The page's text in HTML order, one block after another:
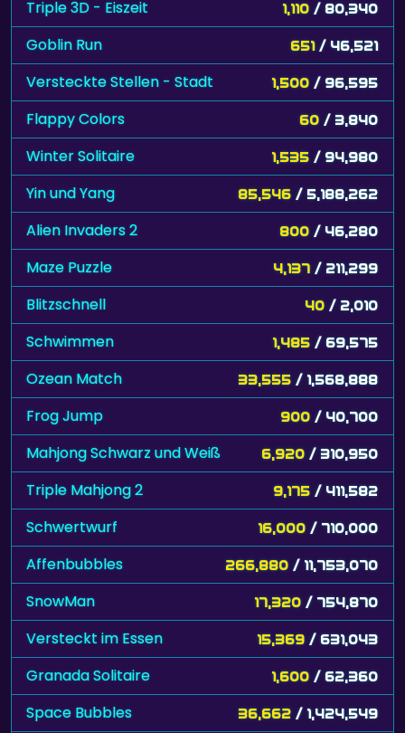
Triple 3D - Eiszeit 1,110 / 80,340
Goblin Run 651 / 46,521
Versteckte Stellen - Stadt 1,500 / 96,595
Flappy Colors 60 / 3,840
Winter Solitaire 1,535 / 94,980
Yin und Yang 85,546 / 5,188,262
Alien Invaders 2 800 / 46,280
Maze Puzzle 4,137 / 211,299
Blitzschnell 40 / 2,010
Schwimmen 1,485 / 69,575
Ozean Match 33,555 / 1,568,888
Frog Jump 900 / 40,700
Mahjong Schwarz und Weiß 6,920 / 310,950
Triple Mahjong 2 9,175 / 411,582
Schwertwurf 16,000 / 710,000
Affenbubbles 266,880 / 11,753,070
SnowMan 17,320 / 754,870
Versteckt im Essen 15,369 / 631,043
Granada Solitaire 1,600 / 62,360
Space Bubbles 36,662 / 1,424,549